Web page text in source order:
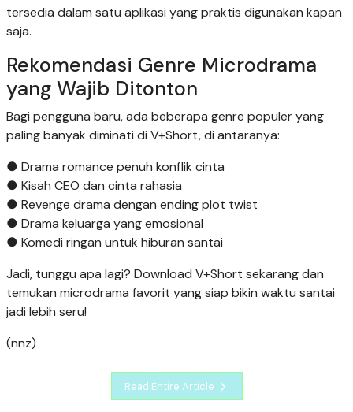
tersedia dalam satu aplikasi yang praktis digunakan kapan
saja.
Rekomendasi Genre Microdrama
yang Wajib Ditonton
Bagi pengguna baru, ada beberapa genre populer yang
paling banyak diminati di V+Short, di antaranya:
● Drama romance penuh konflik cinta
● Kisah CEO dan cinta rahasia
● Revenge drama dengan ending plot twist
● Drama keluarga yang emosional
● Komedi ringan untuk hiburan santai
Jadi, tunggu apa lagi? Download V+Short sekarang dan
temukan microdrama favorit yang siap bikin waktu santai
jadi lebih seru!
(nnz)
Read Entire Article